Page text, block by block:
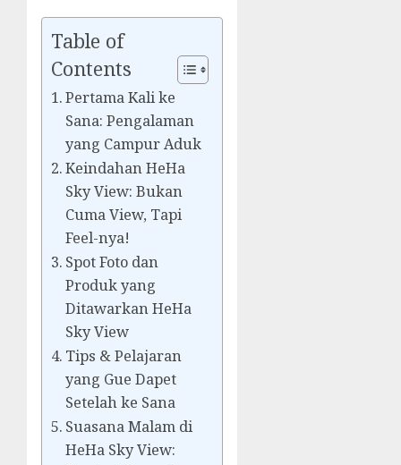
Table of
Contents
Pertama Kali ke
Sana: Pengalaman
yang Campur Aduk
Keindahan HeHa
Sky View: Bukan
Cuma View, Tapi
Feel-nya!
Spot Foto dan
Produk yang
Ditawarkan HeHa
Sky View
Tips & Pelajaran
yang Gue Dapet
Setelah ke Sana
Suasana Malam di
HeHa Sky View: